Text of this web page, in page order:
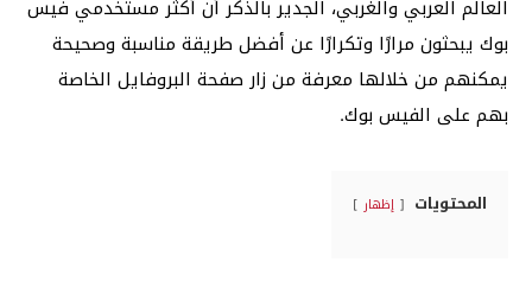
العالم العربي والغربي، الجدير بالذكر أن أكثر مستخدمي فيس
بوك يبحثون مرارًا وتكرارًا عن أفضل طريقة مناسبة وصحيحة
يمكنهم من خلالها معرفة من زار صفحة البروفايل الخاصة
بهم على الفيس بوك.
المحتويات إظهار